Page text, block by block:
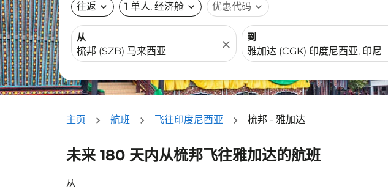
往返 expand_more 1 单人, 经济舱 expand_more 优惠代码 expand_more
从
close
到
主页 航班 飞往印度尼西亚 梳邦 - 雅加达
未来 180 天内从梳邦飞往雅加达的航班
从
没有符合您的筛选条件的机票。请调整您的筛选条件。